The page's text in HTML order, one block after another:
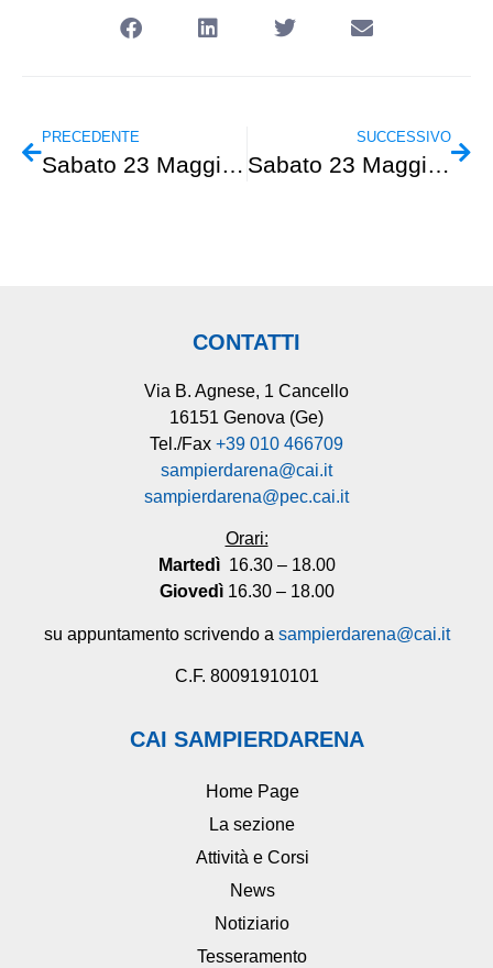
PRECEDENTE
Sabato 23 Maggio – Impariamo a camminare
SUCCESSIVO
Sabato 23 Maggio – Escursionismo – “Bricchi di città – Gita di Comunità”
CONTATTI
Via B. Agnese, 1 Cancello
16151 Genova (Ge)
Tel./Fax +39 010 466709
sampierdarena@cai.it
sampierdarena@pec.cai.it
Orari:
Martedì 16.30 – 18.00
Giovedì16.30 – 18.00
su appuntamento scrivendo a sampierdarena@cai.it
C.F. 80091910101
CAI SAMPIERDARENA
Home Page
La sezione
Attività e Corsi
News
Notiziario
Tesseramento